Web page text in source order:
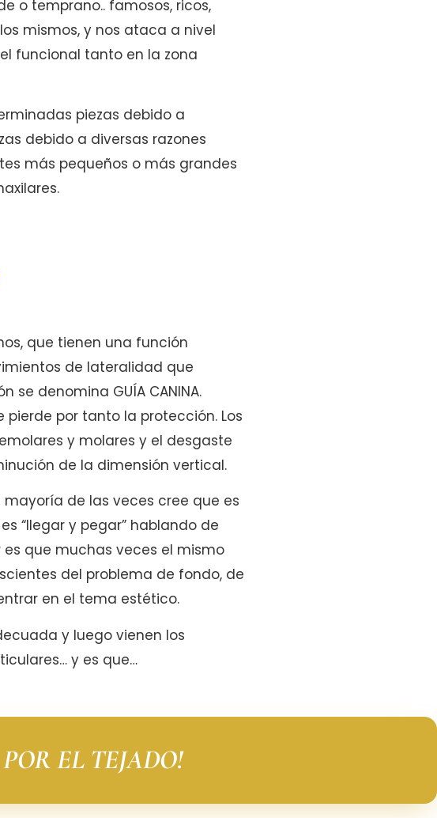
o temprano.. famosos, ricos,
mismos, y nos ataca a nivel
funcional tanto en la zona
piezas debido a
debido a diversas razones
más pequeños o más grandes
que tienen una función
de lateralidad que
denomina GUÍA CANINA.
pierde por tanto la protección. Los
y molares y el desgaste
de la dimensión vertical.
de las veces cree que es
“llegar y pegar” hablando de
que muchas veces el mismo
del problema de fondo, de
en el tema estético.
y luego vienen los
y es que…
EL TEJADO!